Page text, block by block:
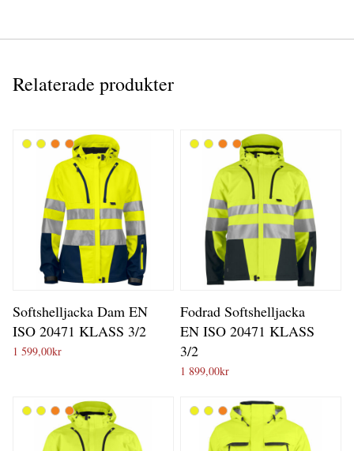
Relaterade produkter
Softshelljacka Dam EN
ISO 20471 KLASS 3/2
1 599,00kr
Fodrad Softshelljacka
EN ISO 20471 KLASS
3/2
1 899,00kr